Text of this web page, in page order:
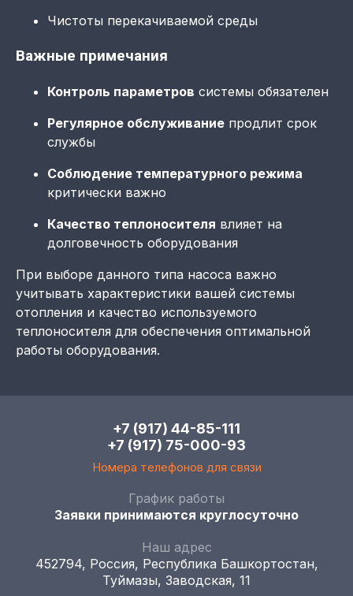
Чистоты перекачиваемой среды
Важные примечания
Контроль параметров системы обязателен
Регулярное обслуживание продлит срок
службы
Соблюдение температурного режима
критически важно
Качество теплоносителя влияет на
долговечность оборудования
При выборе данного типа насоса важно
учитывать характеристики вашей системы
отопления и качество используемого
теплоносителя для обеспечения оптимальной
работы оборудования.
+7 (917) 44-85-111
+7 (917) 75-000-93
Номера телефонов для связи
График работы
Заявки принимаются круглосуточно
Наш адрес
452794, Россия, Республика Башкортостан,
Туймазы, Заводская, 11